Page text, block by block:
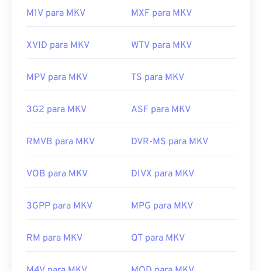
M1V para MKV MXF para MKV
XVID para MKV WTV para MKV
MPV para MKV TS para MKV
3G2 para MKV ASF para MKV
RMVB para MKV DVR-MS para MKV
VOB para MKV DIVX para MKV
3GPP para MKV MPG para MKV
RM para MKV QT para MKV